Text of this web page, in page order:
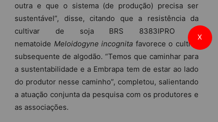
outra e que o sistema (de produção) precisa ser
sustentável”, disse, citando que a resistência da
cultivar de soja BRS 8383IPRO ao
nematoide Meloidogyne incognita favorece o cultivo
subsequente de algodão. “Temos que caminhar para
a sustentabilidade e a Embrapa tem de estar ao lado
do produtor nesse caminho”, completou, salientando
a atuação conjunta da pesquisa com os produtores e
as associações.
X